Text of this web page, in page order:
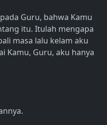
Guru, bahwa Kamu
itu. Itulah mengapa
masa lalu kelam aku
Kamu, Guru, aku hanya